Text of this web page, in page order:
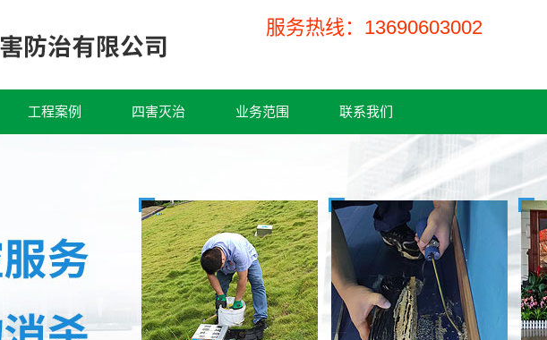
服务热线：13690603002
工程案例 四害灭治 业务范围 联系我们